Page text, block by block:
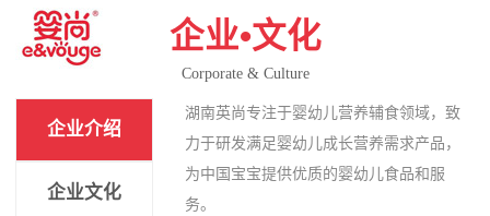
企业•文化
Corporate & Culture
企业介绍
企业文化
湖南英尚专注于婴幼儿营养辅食领域，致
力于研发满足婴幼儿成长营养需求产品，
为中国宝宝提供优质的婴幼儿食品和服
务。